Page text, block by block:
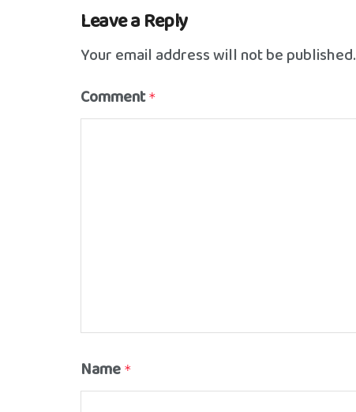
Leave a Reply
Your email address will not be published.
Comment *
Name *